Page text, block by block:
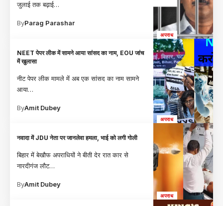
अपराध
जुलाई तक बढ़ाई…
ByParag Parashar
अपराध
NEET पेपर लीक में सामने आया सांसद का नाम, EOU जांच
में खुलासा
नीट पेपर लीक मामले में अब एक सांसद का नाम सामने
आया…
ByAmit Dubey
अपराध
नवादा में JDU नेता पर जानलेवा हमला, भाई को लगी गोली
बिहार में बेखौफ अपराधियों ने बीती देर रात कार से
नारदीगंज लौट…
ByAmit Dubey